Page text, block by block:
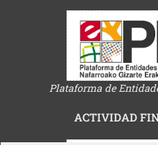
Plataforma de
ACTIVIDAD